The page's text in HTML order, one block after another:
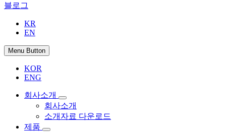
블로그
KR
EN
Menu Button
KOR
ENG
회사소개
회사소개
소개자료 다운로드
제품